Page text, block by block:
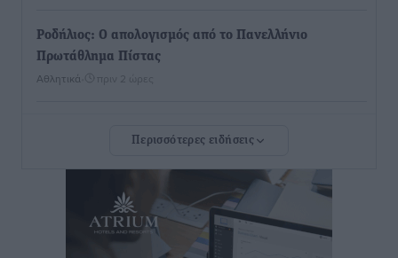
Ροδήλιος: Ο απολογισμός από το Πανελλήνιο
Πρωτάθλημα Πίστας
Αθλητικά πριν 2 ώρες
πριν 2 ώρες
Γ.Σ. Διαγόρας: Εντατική προετοιμασία και επιστροφή
Ρίζου στις Ακαδημίες
Περισσότερες ειδήσεις